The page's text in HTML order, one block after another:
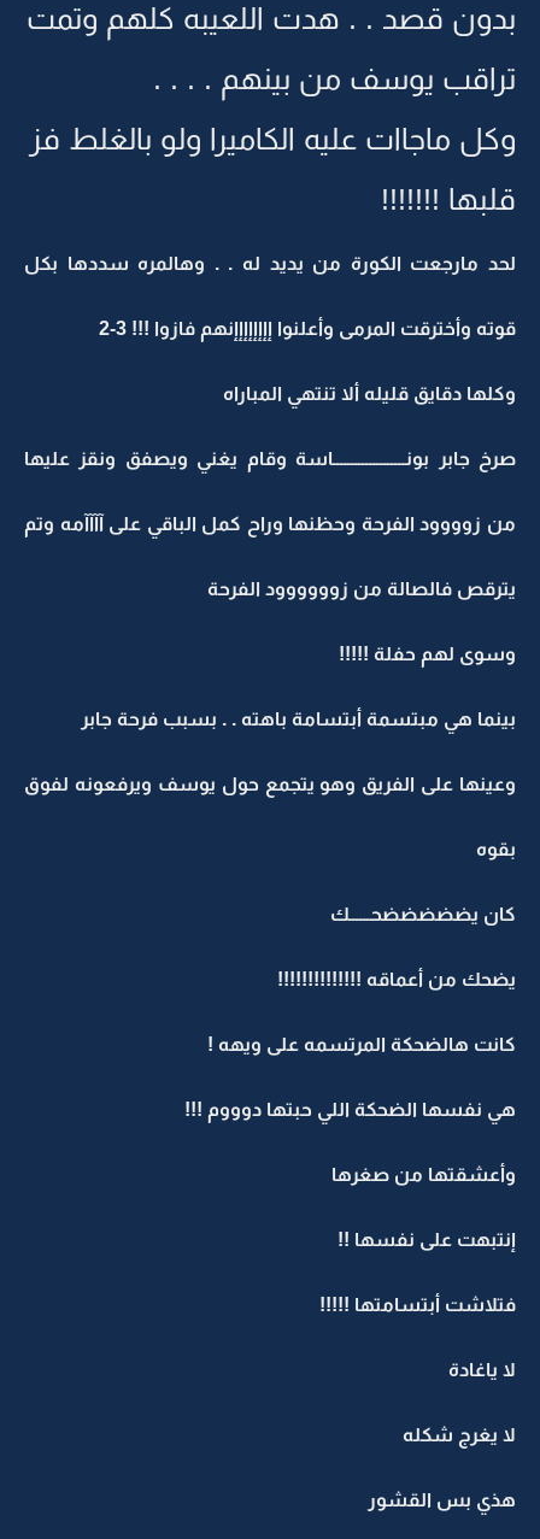
بدون قصد . . هدت اللعيبه كلهم وتمت
تراقب يوسف من بينهم . . . .
وكل ماجاات عليه الكاميرا ولو بالغلط فز
قلبها !!!!!!!
لحد مارجعت الكورة من يديد له . . وهالمره سددها بكل
قوته وأخترقت المرمى وأعلنوا إإإإإإإإنهم فازوا !!! 3-2
وكلها دقايق قليله ألا تنتهي المباراه
صرخ جابر بونــــــــــــــــــــاسة وقام يغني ويصفق ونقز عليها
من زوووود الفرحة وحظنها وراح كمل الباقي على آآآآمه وتم
يترقص فالصالة من زوووووود الفرحة
وسوى لهم حفلة !!!!!
بينما هي مبتسمة أبتسامة باهته . . بسبب فرحة جابر
وعينها على الفريق وهو يتجمع حول يوسف ويرفعونه لفوق
بقوه
كان يضضضضضحــــــك
يضحك من أعماقه !!!!!!!!!!!!!!
كانت هالضحكة المرتسمه على ويهه !
هي نفسها الضحكة اللي حبتها دوووم !!!
وأعشقتها من صغرها
إنتبهت على نفسها !!
فتلاشت أبتسامتها !!!!!
لا ياغادة
لا يغرج شكله
هذي بس القشور